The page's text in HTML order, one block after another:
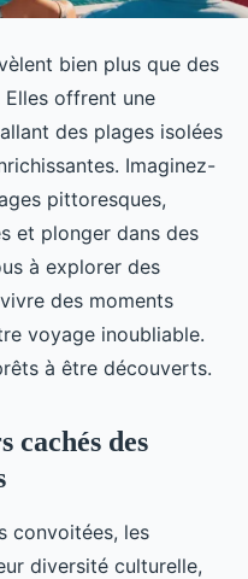
bien plus que des
offrent une
des plages isolées
Imaginez-
pittoresques,
et plonger dans des
à explorer des
des moments
voyage inoubliable.
à être découverts.
cachés des
convoitées, les
diversité culturelle,